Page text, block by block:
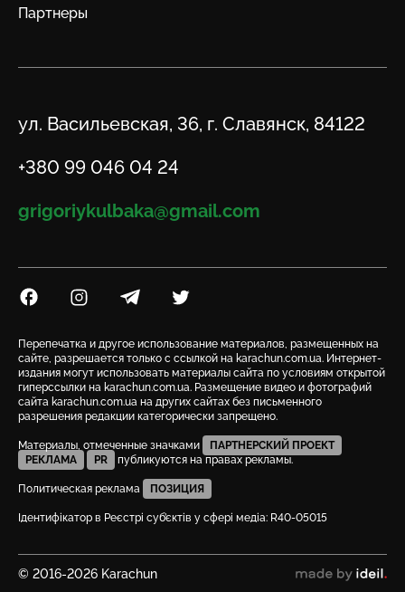
Партнеры
Адрес
ул. Васильевская, 36, г. Славянск, 84122
Телефон
+380 99 046 04 24
Email
grigoriykulbaka@gmail.com
Посилання на Facebook
Посилання на Instagram
Посилання на Telegram
Посилання на Twitter
Перепечатка и другое использование материалов, размещенных на
сайте, разрешается только с ссылкой на karachun.com.ua. Интернет-
издания могут использовать материалы сайта по условиям открытой
гиперссылки на karachun.com.ua. Размещение видео и фотографий
сайта karachun.com.ua на других сайтах без письменного
разрешения редакции категорически запрещено.
Материалы, отмеченные значками
ПАРТНЕРСКИЙ ПРОЕКТ
РЕКЛАМА
PR публикуются на правах рекламы.
Политическая реклама ПОЗИЦИЯ
Ідентифікатор в Реєстрі суб’єктів у сфері медіа: R40-05015
© 2016-2026 Karachun сделано в ideil.